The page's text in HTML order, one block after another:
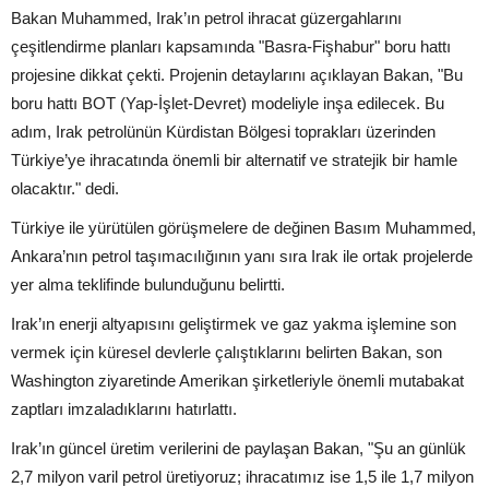
Bakan Muhammed, Irak’ın petrol ihracat güzergahlarını
çeşitlendirme planları kapsamında "Basra-Fişhabur" boru hattı
projesine dikkat çekti. Projenin detaylarını açıklayan Bakan, "Bu
boru hattı BOT (Yap-İşlet-Devret) modeliyle inşa edilecek. Bu
adım, Irak petrolünün Kürdistan Bölgesi toprakları üzerinden
Türkiye’ye ihracatında önemli bir alternatif ve stratejik bir hamle
olacaktır." dedi.
Türkiye ile yürütülen görüşmelere de değinen Basım Muhammed,
Ankara’nın petrol taşımacılığının yanı sıra Irak ile ortak projelerde
yer alma teklifinde bulunduğunu belirtti.
Irak’ın enerji altyapısını geliştirmek ve gaz yakma işlemine son
vermek için küresel devlerle çalıştıklarını belirten Bakan, son
Washington ziyaretinde Amerikan şirketleriyle önemli mutabakat
zaptları imzaladıklarını hatırlattı.
Irak’ın güncel üretim verilerini de paylaşan Bakan, "Şu an günlük
2,7 milyon varil petrol üretiyoruz; ihracatımız ise 1,5 ile 1,7 milyon